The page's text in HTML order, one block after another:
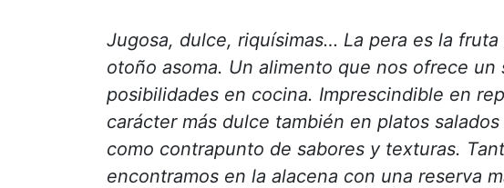
Jugosa, dulce, riquísimas… La pera es la
otoño asoma. Un alimento que nos ofrece
posibilidades en cocina. Imprescindible en
carácter más dulce también en platos
como contrapunto de sabores y texturas.
encontramos en la alacena con una reserva